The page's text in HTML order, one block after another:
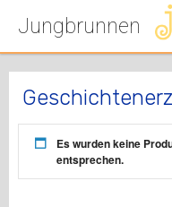
Jungbrunnen
Es wurden keine
entsprechen.